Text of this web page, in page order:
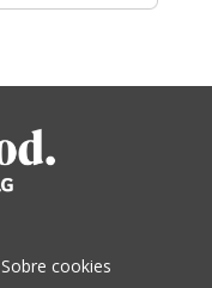
Sobre cookies